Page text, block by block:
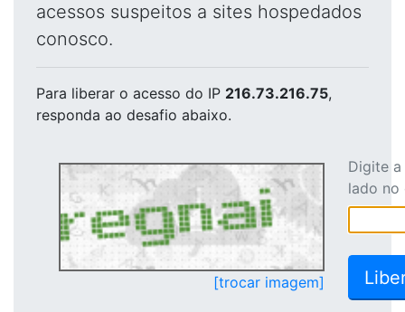
acessos suspeitos a sites hospedados
conosco.
Para liberar o acesso do IP 216.73.216.75,
responda ao desafio abaixo.
[trocar imagem]
Digite
lado no